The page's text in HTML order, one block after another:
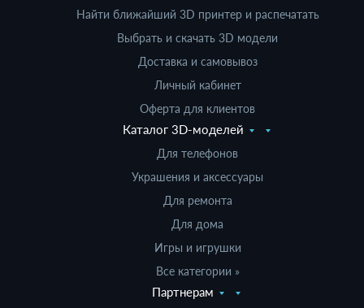
Найти ближайший 3D принтер и распечатать
Выбрать и скачать 3D модели
Доставка и самовывоз
Личный кабинет
Оферта для клиентов
Каталог 3D-моделей
Для телефонов
Украшения и аксессуары
Для ремонта
Для дома
Игры и игрушки
Все категории »
Партнерам